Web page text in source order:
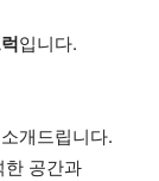
입니다.
개드립니다.
공간과